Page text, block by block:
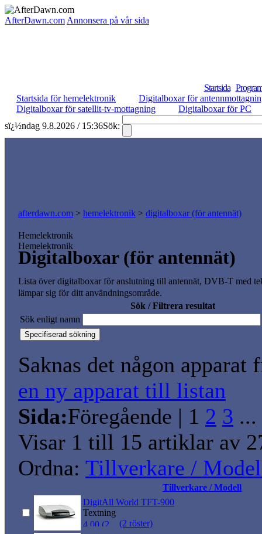
AfterDawn.com Annonsera på vår sida
Startsida
Startsida för hemelektronik
Digitalboxar för
Digitalboxar för satellit-tv-mottagning
Digitalboxar för PC
sï¿½ndag 9.8.2026 / 15:36Sök:
afterdawn.com > hemelektronik > digitalboxar (för antennät)
Hemelektronik
Hemelektronik
Digitalboxar (för antennät)
Lista över digitalboxar för anslutning till antennät, DVB-T med
lämpar sig för ditt användningsområde.
Sök / Filtrera resultat
Sök enligt namn
Saknas det någon
en ny apparat till listan
Sida:Föregående | 1 2 3 ...
Visar 1 till 15 artiklar av
Ordna: Tillverkare /
Tillverkare / Modell
DigitAll World TFT-900
Textning
(2 röster)